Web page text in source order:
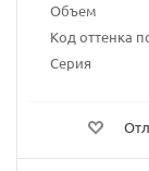
Объем
Код оттенка
Серия